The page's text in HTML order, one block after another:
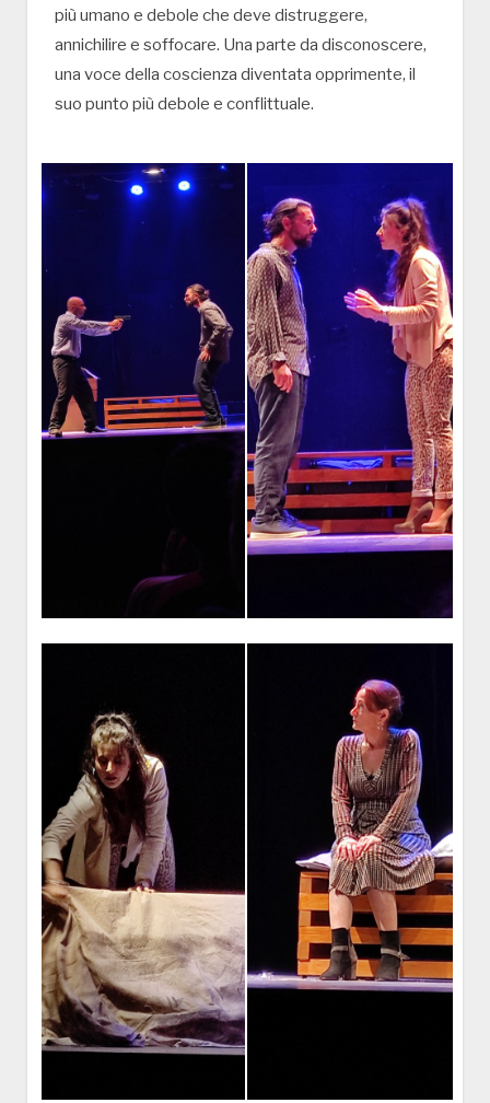
più umano e debole che deve distruggere,
annichilire e soffocare. Una parte da disconoscere,
una voce della coscienza diventata opprimente, il
suo punto più debole e conflittuale.